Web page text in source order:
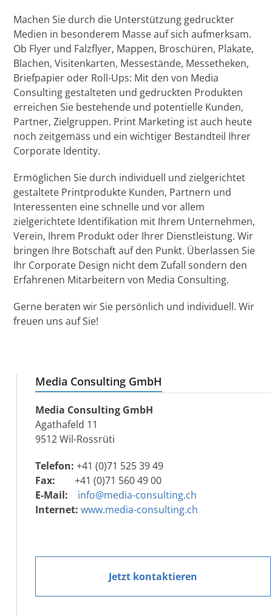
Machen Sie durch die Unterstützung gedruckter
Medien in besonderem Masse auf sich aufmerksam.
Ob Flyer und Falzflyer, Mappen, Broschüren, Plakate,
Blachen, Visitenkarten, Messestände, Messetheken,
Briefpapier oder Roll-Ups: Mit den von Media
Consulting gestalteten und gedruckten Produkten
erreichen Sie bestehende und potentielle Kunden,
Partner, Zielgruppen. Print Marketing ist auch heute
noch zeitgemäss und ein wichtiger Bestandteil Ihrer
Corporate Identity.
Ermöglichen Sie durch individuell und zielgerichtet
gestaltete Printprodukte Kunden, Partnern und
Interessenten eine schnelle und vor allem
zielgerichtete Identifikation mit Ihrem Unternehmen,
Verein, Ihrem Produkt oder Ihrer Dienstleistung. Wir
bringen Ihre Botschaft auf den Punkt. Überlassen Sie
Ihr Corporate Design nicht dem Zufall sondern den
Erfahrenen Mitarbeitern von Media Consulting.
Gerne beraten wir Sie persönlich und individuell. Wir
freuen uns auf Sie!
Media Consulting GmbH
Media Consulting GmbH
Agathafeld 11
9512 Wil-Rossrüti
Telefon: +41 (0)71 525 39 49
Fax: +41 (0)71 560 49 00
E-Mail:
info@media-consulting.ch
Internet: www.media-consulting.ch
Jetzt kontaktieren